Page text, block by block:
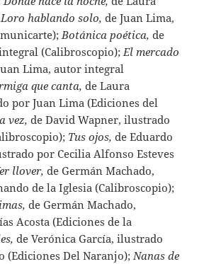
Loro hablando solo, de Juan Lima,
Botánica poética, de
(Calibroscopio);El mercado
Lima, autor integral
que canta, de Laura
por Juan Lima (Ediciones del
vez, de David Wapner, ilustrado
Tus ojos, de Eduardo
por Cecilia Alfonso Esteves
llover, de Germán Machado,
de la Iglesia (Calibroscopio);
de Germán Machado,
Acosta (Ediciones de la
de Verónica García, ilustrado
(Ediciones Del Naranjo);Nanas de